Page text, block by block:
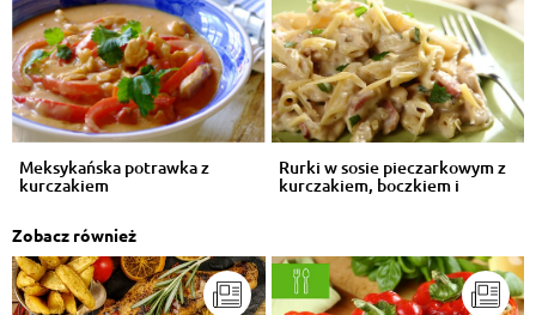
Meksykańska potrawka z
kurczakiem
Rurki w sosie pieczarkowym z
kurczakiem, boczkiem i
Zobacz również